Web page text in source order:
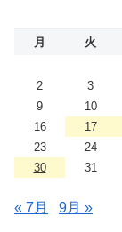
月 火
2
3
9
10
16
17
23
24
30
31
« 7月 9月 »